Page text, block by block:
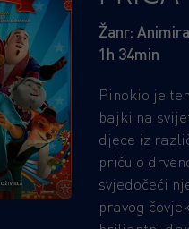
Žanr:
1h 34min
Pinokio je
bajki na
djece iz
priču o
svjedočeći
pravog